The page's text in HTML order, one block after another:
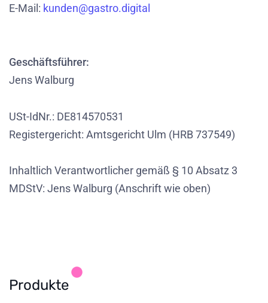
E-Mail: kunden@gastro.digital
Geschäftsführer:
Jens Walburg
USt-IdNr.: DE814570531
Registergericht: Amtsgericht Ulm (HRB 737549)
Inhaltlich Verantwortlicher gemäß § 10 Absatz 3
MDStV: Jens Walburg (Anschrift wie oben)
Produkte